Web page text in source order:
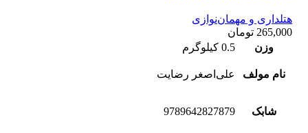
هتلداری و مهمان‌نوازی
265,000 تومان
وزن
0.5 کیلوگرم
نام مولف علی‌اصغر رضایت
شابک 9789642827879